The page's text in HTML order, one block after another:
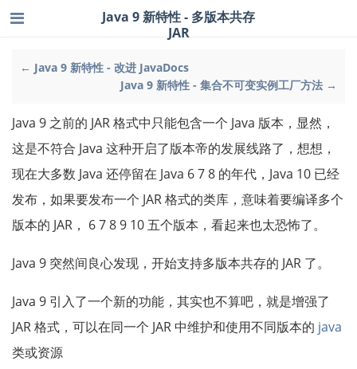
← Java 9 新特性 - 改进 JavaDocs
Java 9 新特性 - 集合不可变实例工厂方法 →
Java 9 新特性 - 多版本共存
JAR
Java 9 之前的 JAR 格式中只能包含一个 Java 版本，显然，
这是不符合 Java 这种开启了版本帝的发展线路了，想想，
现在大多数 Java 还停留在 Java 6 7 8 的年代，Java 10 已经
发布，如果要发布一个 JAR 格式的类库，意味着要编译多个
版本的 JAR， 6 7 8 9 10 五个版本，看起来也太恐怖了。
Java 9 突然间良心发现，开始支持多版本共存的 JAR 了。
Java 9 引入了一个新的功能，其实也不算吧，就是增强了
JAR 格式，可以在同一个 JAR 中维护和使用不同版本的 java
类或资源